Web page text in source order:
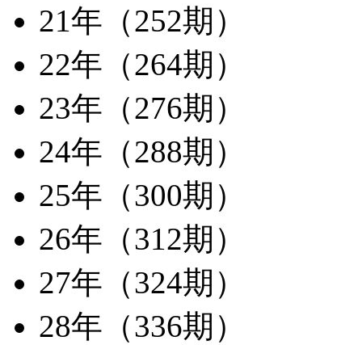
21年（252期）
22年（264期）
23年（276期）
24年（288期）
25年（300期）
26年（312期）
27年（324期）
28年（336期）